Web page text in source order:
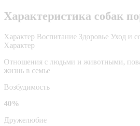
Характеристика собак
Характер Воспитание Здоровье Уход и
Характер
Отношения с людьми и животными,
жизнь в семье
Возбудимость
40%
Дружелюбие